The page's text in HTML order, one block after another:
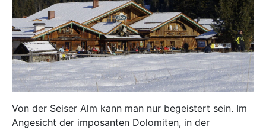
Von der Seiser Alm kann man nur begeistert sein. Im
Angesicht der imposanten Dolomiten, in der